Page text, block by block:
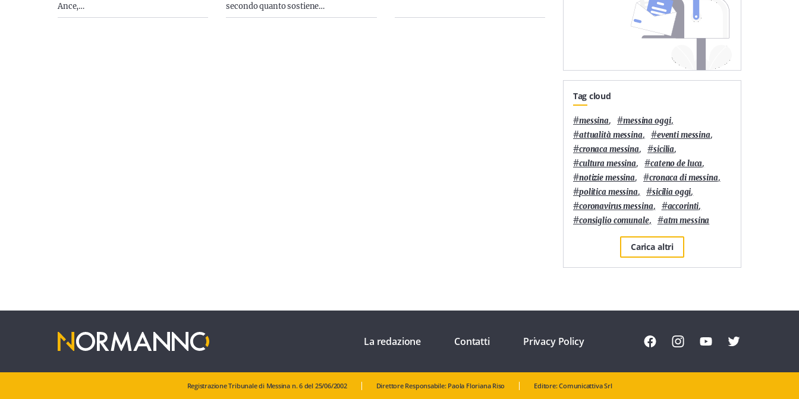
Ance,…
secondo quanto sostiene…
Tag cloud
#messina, #messina oggi,
#attualità messina, #eventi messina,
#cronaca messina, #sicilia,
#cultura messina, #cateno de luca,
#notizie messina, #cronaca di messina,
#politica messina, #sicilia oggi,
#coronavirus messina, #accorinti,
#consiglio comunale, #atm messina
Carica altri
La redazione Contatti Privacy Policy
Registrazione Tribunale di Messina n. 6 del 25/06/2002 Direttore Responsabile: Paola Floriana Riso Editore: Comunicattiva Srl